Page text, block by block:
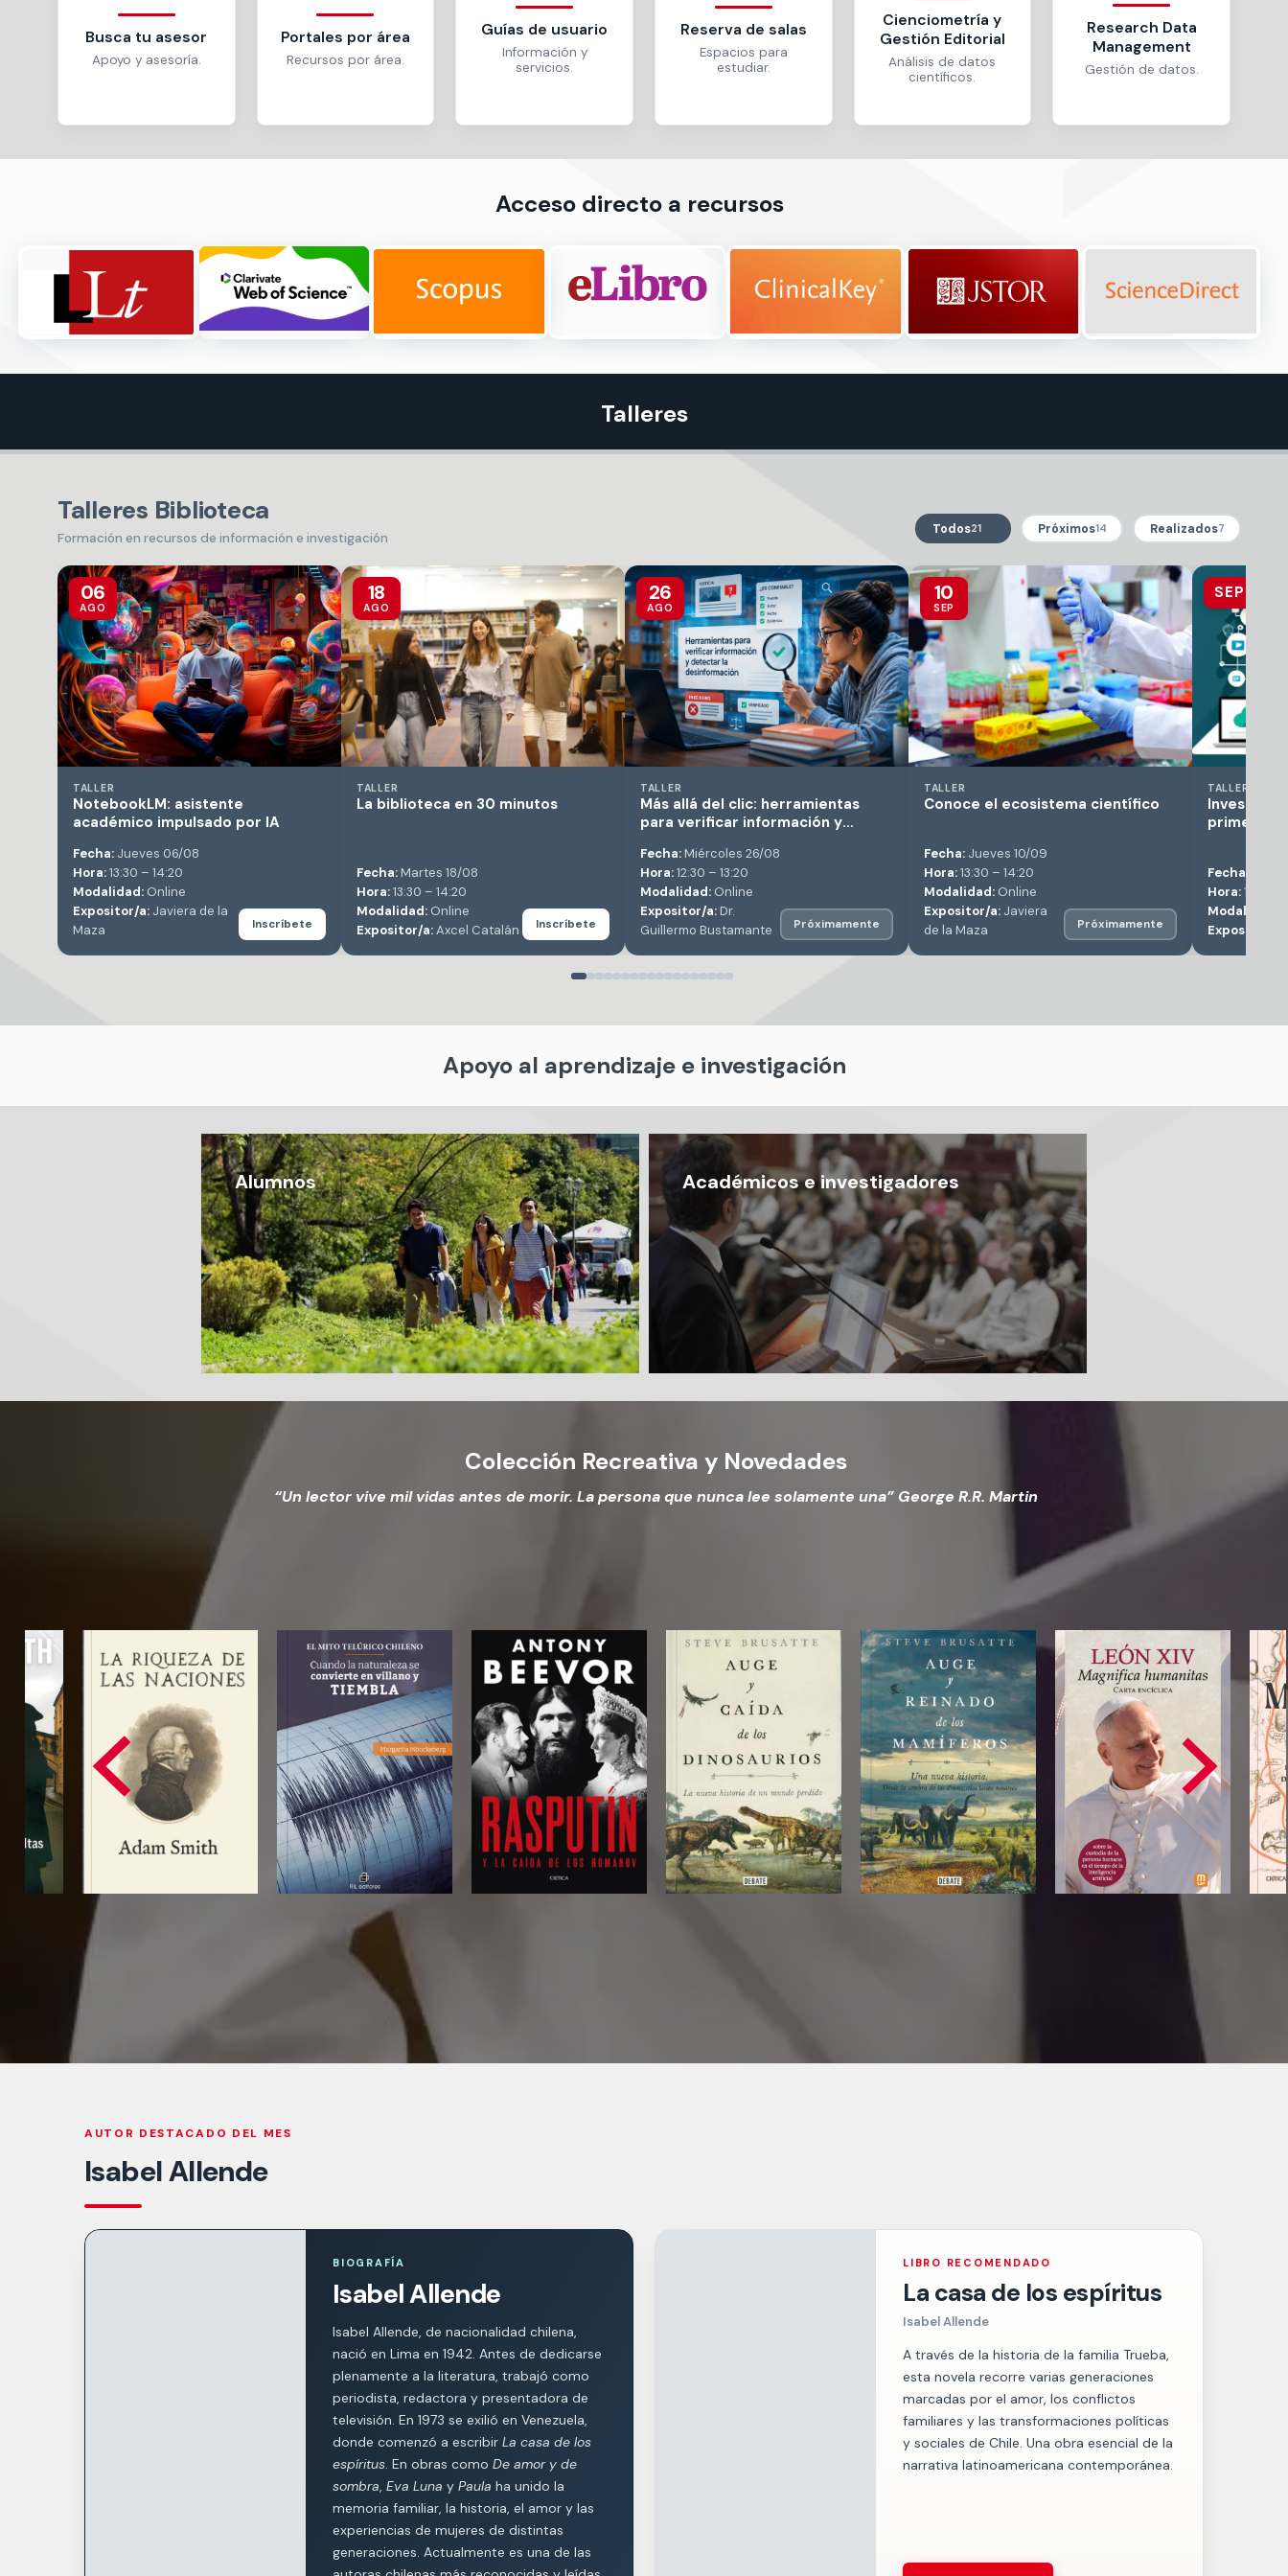
Busca tu asesor
Apoyo y asesoría.
Portales por área
Recursos por área.
Guías de usuario
Información y
servicios.
Reserva de salas
Espacios para
estudiar.
Cienciometría y
Gestión Editorial
Análisis de datos
científicos.
Research Data
Management
Gestión de datos.
Acceso directo a recursos
Talleres
Talleres Biblioteca
Formación en recursos de información e investigación
Todos21 Próximos14 Realizados7
06
AGO
TALLER
NotebookLM: asistente
académico impulsado por IA
Fecha: Jueves 06/08
Hora:13:30 – 14:20
Modalidad: Online
Expositor/a: Javiera de la
Maza
Inscríbete
18
AGO
TALLER
La biblioteca en 30 minutos
Fecha: Martes 18/08
Hora:13:30 – 14:20
Modalidad: Online
Expositor/a:Axcel Catalán Inscríbete
26
AGO
TALLER
Más allá del clic: herramientas
para verificar información y
Fecha: Miércoles 26/08
Hora:12:30 – 13:20
Modalidad: Online
Expositor/a: Dr.
Guillermo Bustamante
Próximamente
10
SEP
TALLER
Conoce el ecosistema científico
Fecha: Jueves 10/09
Hora:13:30 – 14:20
Modalidad: Online
Expositor/a: Javiera
de la Maza
Próximamente
SEP
TALLER
primeros
Fecha:
Hora:13:30 –
Modalidad:
Expositor/a:
Apoyo al aprendizaje e investigación
Alumnos Académicos e investigadores
Colección Recreativa y Novedades
“Un lector vive mil vidas antes de morir. La persona que nunca lee solamente una” George R.R. Martin
AUTOR DESTACADO DEL MES
Isabel Allende
BIOGRAFÍA
Isabel Allende
Isabel Allende, de nacionalidad chilena,
nació en Lima en 1942. Antes de dedicarse
plenamente a la literatura, trabajó como
periodista, redactora y presentadora de
televisión. En 1973 se exilió en Venezuela,
donde comenzó a escribir La casa de los
espíritus. En obras como De amor y de
sombra, Eva Luna y Paula ha unido la
memoria familiar, la historia, el amor y las
experiencias de mujeres de distintas
generaciones. Actualmente es una de las
LIBRO RECOMENDADO
La casa de los espíritus
Isabel Allende
A través de la historia de la familia Trueba,
esta novela recorre varias generaciones
marcadas por el amor, los conflictos
familiares y las transformaciones políticas
y sociales de Chile. Una obra esencial de la
narrativa latinoamericana contemporánea.